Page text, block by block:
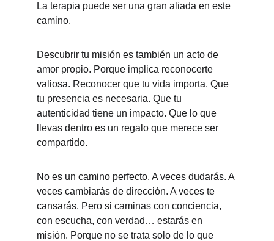
La terapia puede ser una gran aliada en este
camino.
Descubrir tu misión es también un acto de
amor propio. Porque implica reconocerte
valiosa. Reconocer que tu vida importa. Que
tu presencia es necesaria. Que tu
autenticidad tiene un impacto. Que lo que
llevas dentro es un regalo que merece ser
compartido.
No es un camino perfecto. A veces dudarás. A
veces cambiarás de dirección. A veces te
cansarás. Pero si caminas con conciencia,
con escucha, con verdad… estarás en
misión. Porque no se trata solo de lo que